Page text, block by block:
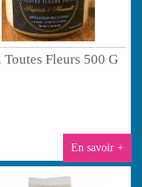
Fleurs 500 G
En savoir +